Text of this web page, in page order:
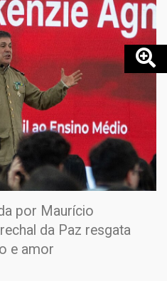
por Maurício
da Paz resgata
e amor